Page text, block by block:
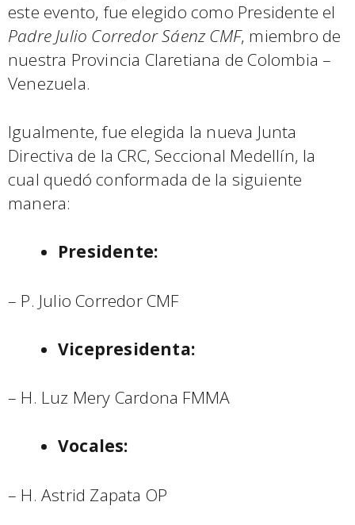
este evento, fue elegido como Presidente el
Padre Julio Corredor Sáenz CMF, miembro de
nuestra Provincia Claretiana de Colombia –
Venezuela.
Igualmente, fue elegida la nueva Junta
Directiva de la CRC, Seccional Medellín, la
cual quedó conformada de la siguiente
manera:
Presidente:
– P. Julio Corredor CMF
Vicepresidenta:
– H. Luz Mery Cardona FMMA
Vocales:
– H. Astrid Zapata OP